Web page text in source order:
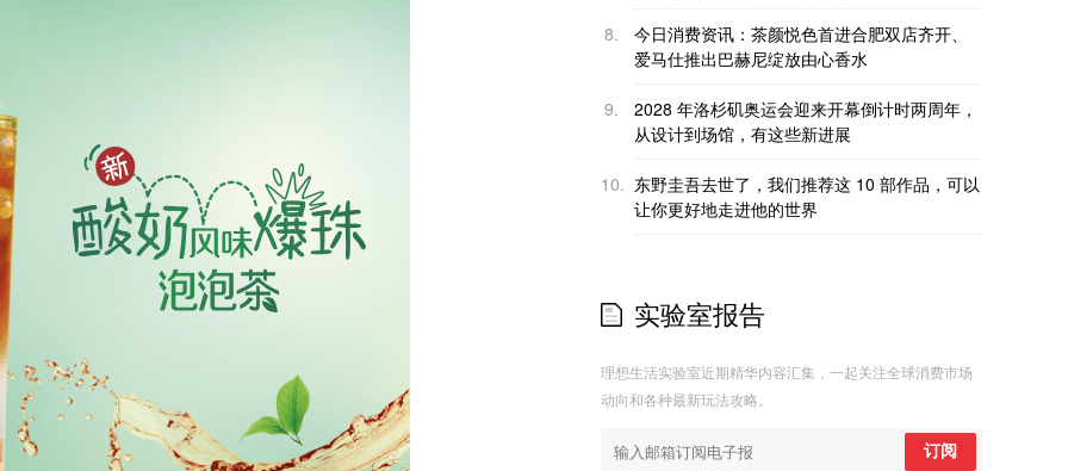
8.
今日消费资讯：茶颜悦色首进合肥双店齐开、
爱马仕推出巴赫尼绽放由心香水
9.
2028 年洛杉矶奥运会迎来开幕倒计时两周年，
从设计到场馆，有这些新进展
10. 东野圭吾去世了，我们推荐这 10 部作品，可以
让你更好地走进他的世界
实验室报告
理想生活实验室近期精华内容汇集，一起关注全球消费市场
动向和各种最新玩法攻略。